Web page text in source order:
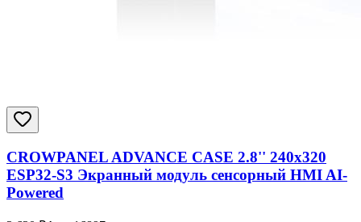
CROWPANEL ADVANCE CASE 2.8'' 240x320
ESP32-S3 Экранный модуль сенсорный HMI AI-
Powered